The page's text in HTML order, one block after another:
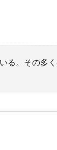
る。その多